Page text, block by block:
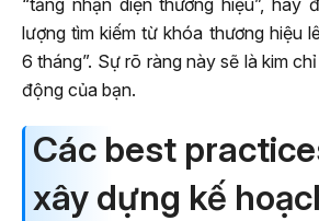
“tăng nhận diện thương hiệu”, hãy
lượng tìm kiếm từ khóa thương hiệu
6 tháng”. Sự rõ ràng này sẽ là kim
động của bạn.
Các best
xây dựng kế